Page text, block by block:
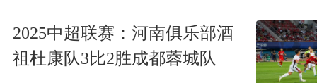
2025中超联赛：河南俱乐部酒
祖杜康队3比2胜成都蓉城队